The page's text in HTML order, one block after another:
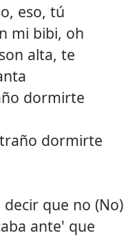
eso, tú
mi bibi, oh
alta, te
dormirte
dormirte
que no (No)
ante' que